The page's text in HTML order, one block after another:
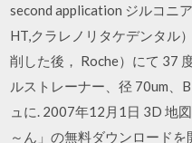
second application ジルコニ
HT,クラレノリタケデンタル
削した後， Roche）にて 37
ルストレーナー、径 70um、
ュに. 2007年12月1日 3D 地
～ん」の無料ダウンロード